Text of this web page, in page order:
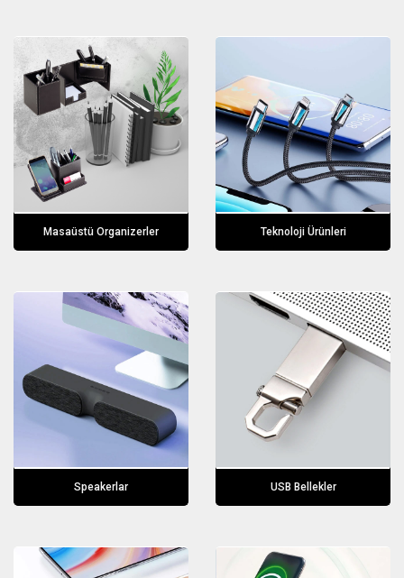
Masaüstü Organizerler Teknoloji Ürünleri
Speakerlar USB Bellekler